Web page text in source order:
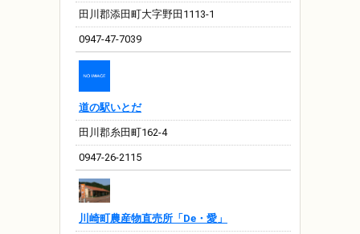
田川郡添田町大字野田1113-1
0947-47-7039
道の駅いとだ
田川郡糸田町162-4
0947-26-2115
川崎町農産物直売所「De・愛」